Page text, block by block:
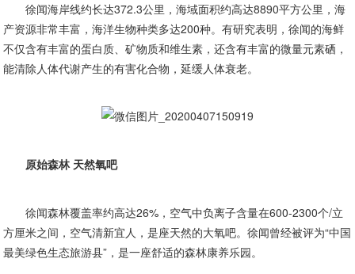
徐闻海岸线约长达372.3公里，海域面积约高达8890平方公里，海
产资源非常丰富，海洋生物种类多达200种。有研究表明，徐闻的海鲜
不仅含有丰富的蛋白质、矿物质和维生素，还含有丰富的微量元素硒，
能清除人体代谢产生的有害化合物，延缓人体衰老。
原始森林 天然氧吧
徐闻森林覆盖率约高达26%，空气中负离子含量在600-2300个/立
方厘米之间，空气清新宜人，是座天然的大氧吧。徐闻曾经被评为“中国
最美绿色生态旅游县”，是一座舒适的森林康养乐园。